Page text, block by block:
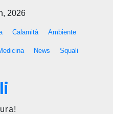
2026
Calamità Ambiente
News Squali